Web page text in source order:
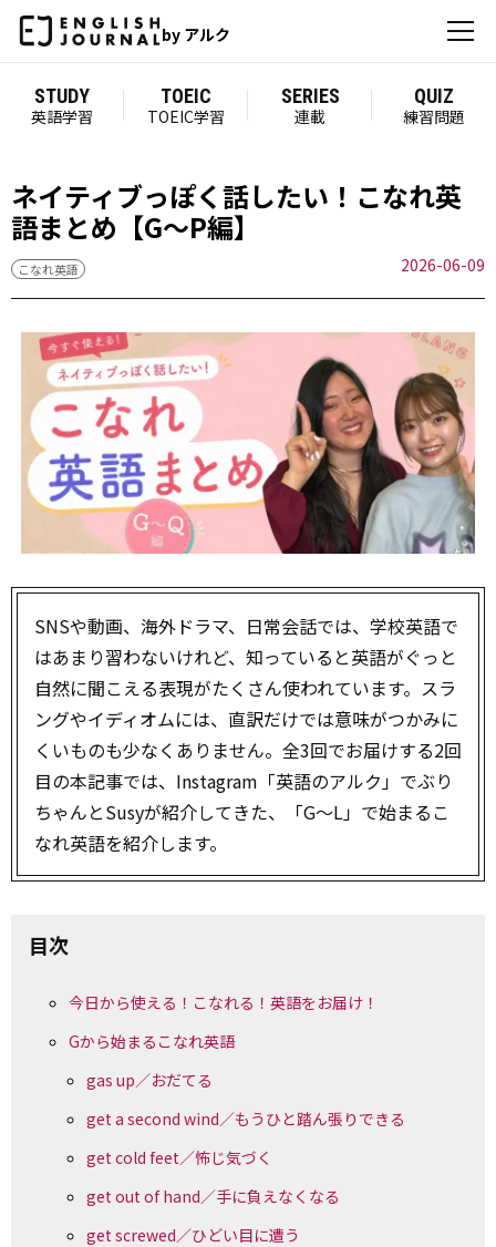
by アルク
STUDY
英語学習
TOEIC
TOEIC学習
SERIES
連載
QUIZ
練習問題
ネイティブっぽく話したい！こなれ英
語まとめ【G～P編】
こなれ英語 2026-06-09
SNSや動画、海外ドラマ、日常会話では、学校英語で
はあまり習わないけれど、知っていると英語がぐっと
自然に聞こえる表現がたくさん使われています。スラ
ングやイディオムには、直訳だけでは意味がつかみに
くいものも少なくありません。全3回でお届けする2回
目の本記事では、Instagram「英語のアルク」でぶり
ちゃんとSusyが紹介してきた、「G～L」で始まるこ
なれ英語を紹介します。
目次
今日から使える！こなれる！英語をお届け！
Gから始まるこなれ英語
gas up／おだてる
get a second wind／もうひと踏ん張りできる
get cold feet／怖じ気づく
get out of hand／手に負えなくなる
get screwed／ひどい目に遭う